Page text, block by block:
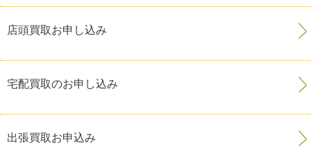
店頭買取お申し込み
宅配買取のお申し込み
出張買取お申込み